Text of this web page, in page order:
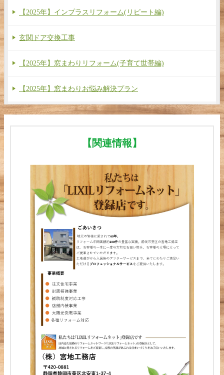
【2025年】インプラスリフォーム(リピート編)
玄関ドア交換工事
【2025年】窓まわりリフォーム(子育て世帯編)
【2025年】窓まわりお悩み解決プラン
【関連情報】